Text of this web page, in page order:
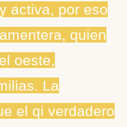
activa, por eso
quien
oeste,
La
el qi verdadero